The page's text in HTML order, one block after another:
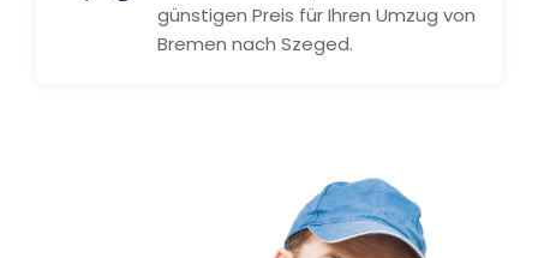
günstigen Preis für Ihren Umzug von
Bremen nach Szeged.